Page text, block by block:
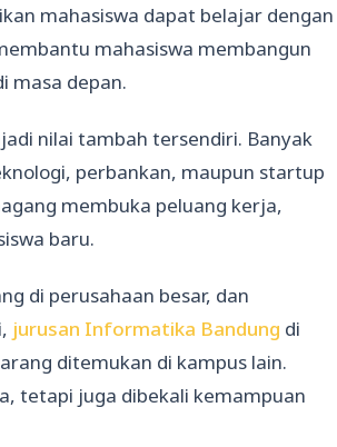
mahasiswa dapat belajar dengan
mahasiswa membangun
masa depan.
nilai tambah tersendiri. Banyak
perbankan, maupun startup
membuka peluang kerja,
baru.
di perusahaan besar, dan
jurusan Informatika Bandung di
ditemukan di kampus lain.
tetapi juga dibekali kemampuan